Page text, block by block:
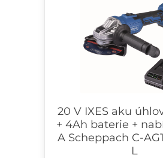
20 V IXES aku
+ 4Ah baterie +
A Scheppach C-
L